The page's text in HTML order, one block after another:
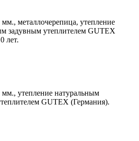
металлочерепица, утепление
задувным утеплителем GUTEX
лет.
утепление натуральным
GUTEX (Германия).